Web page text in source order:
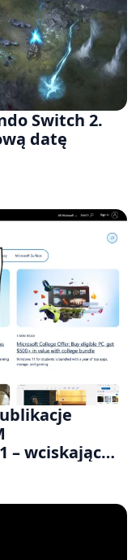
Switch 2.
datę
– wciskając
GB RAM po